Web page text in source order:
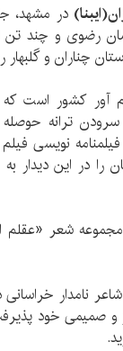
در مشهد،
رضوی و چند تن
چناران و
آور کشور است
ترانه
نویسی
را در این
مجموعه شعر
نامدار
صمیمی خود